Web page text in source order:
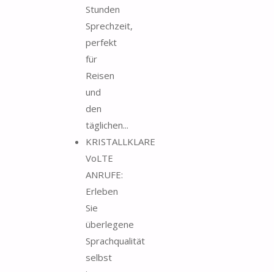
Stunden
Sprechzeit,
perfekt
für
Reisen
und
den
täglichen...
KRISTALLKLARE
VoLTE
ANRUFE:
Erleben
Sie
überlegene
Sprachqualität
selbst